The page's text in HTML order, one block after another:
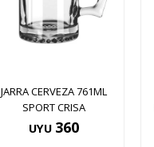
JARRA CERVEZA 761ML
SPORT CRISA
UYU 360